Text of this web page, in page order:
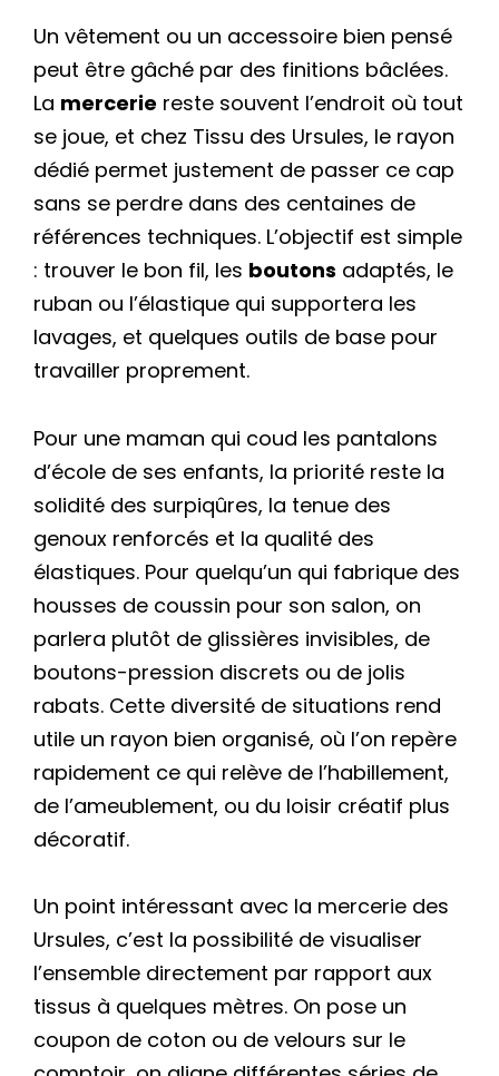
Un vêtement ou un accessoire bien pensé
peut être gâché par des finitions bâclées.
La mercerie reste souvent l’endroit où tout
se joue, et chez Tissu des Ursules, le rayon
dédié permet justement de passer ce cap
sans se perdre dans des centaines de
références techniques. L’objectif est simple
: trouver le bon fil, les boutons adaptés, le
ruban ou l’élastique qui supportera les
lavages, et quelques outils de base pour
travailler proprement.
Pour une maman qui coud les pantalons
d’école de ses enfants, la priorité reste la
solidité des surpiqûres, la tenue des
genoux renforcés et la qualité des
élastiques. Pour quelqu’un qui fabrique des
housses de coussin pour son salon, on
parlera plutôt de glissières invisibles, de
boutons-pression discrets ou de jolis
rabats. Cette diversité de situations rend
utile un rayon bien organisé, où l’on repère
rapidement ce qui relève de l’habillement,
de l’ameublement, ou du loisir créatif plus
décoratif.
Un point intéressant avec la mercerie des
Ursules, c’est la possibilité de visualiser
l’ensemble directement par rapport aux
tissus à quelques mètres. On pose un
coupon de coton ou de velours sur le